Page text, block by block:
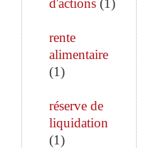
d'actions (1)
rente
alimentaire
(1)
réserve de
liquidation
(1)